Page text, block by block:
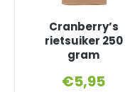
Cranberry’s
rietsuiker 250
gram
€5,95